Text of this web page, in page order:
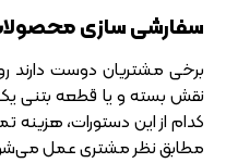
سفارشی سازی
برخی مشتریان دوست دارند
نقش بسته و یا قطعه بتنی
کدام از این دستورات، هزینه
مطابق نظر مشتری عمل